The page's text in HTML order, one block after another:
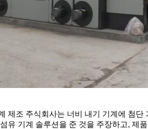
제조 주식회사는 너비 내기 기계에 첨
유 기계 솔루션을 준 것을 주장하고, 제